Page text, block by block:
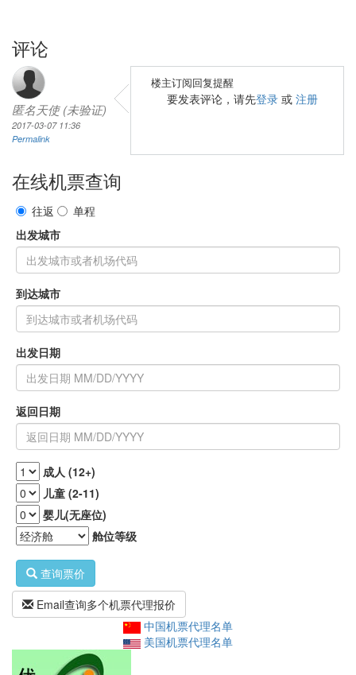
评论
匿名天使 (未验证)
2017-03-07 11:36
Permalink
楼主订阅回复提醒
要发表评论，请先登录 或 注册
在线机票查询
往返
单程
出发城市
到达城市
出发日期
返回日期
成人 (12+)
儿童 (2-11)
婴儿(无座位)
舱位等级
查询票价
Email查询多个机票代理报价
中国机票代理名单
美国机票代理名单